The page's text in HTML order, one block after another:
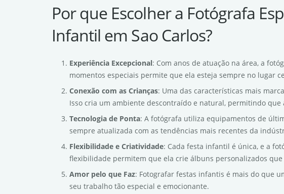
Por que Escolher a Fotógrafa
Infantil em Sao Carlos?
Experiência Excepcional: Com anos de atuação na área, a
momentos especiais permite que ela esteja sempre no lugar
Conexão com as Crianças: Uma das características mais
Isso cria um ambiente descontraído e natural, permitindo
Tecnologia de Ponta: A fotógrafa utiliza equipamentos de
sempre atualizada com as tendências mais recentes da
Flexibilidade e Criatividade: Cada festa infantil é única, e a
flexibilidade permitem que ela crie álbuns personalizados
Amor pelo que Faz: Fotografar festas infantis é mais do que
seu trabalho tão especial e emocionante.